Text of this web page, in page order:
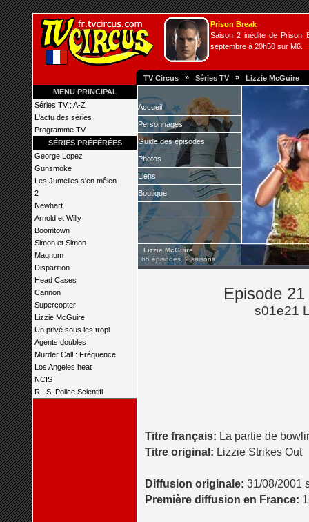
Prison Break
Saison 2 inédite de Prison
septembre à 20h50 sur M6.
TV Circus » Séries TV » Lizzie McGuire
MENU PRINCIPAL
Séries TV : A-Z
L'actu des séries
Programme TV
SÉRIES PRÉFÉRÉES
George Lopez
Gunsmoke
Les Jumelles s'en mêlen
2
Newhart
Arnold et Willy
Boomtown
Simon et Simon
Magnum
Disparition
Head Cases
Cannon
Supercopter
Lizzie McGuire
Un privé sous les tropi
Agents doubles
Murder Call : Fréquence
Los Angeles heat
NCIS
R.I.S. Police Scientifi
Accueil
Personnages
Guide des épisodes
Photos
Liens
Boutique
Lizzie McGuire
65 épisodes, 2 saisons
Episode
s01e21
Titre français: La partie de
Titre original: Lizzie Strikes Out
Diffusion originale: 31/08/2001
Première diffusion en France: